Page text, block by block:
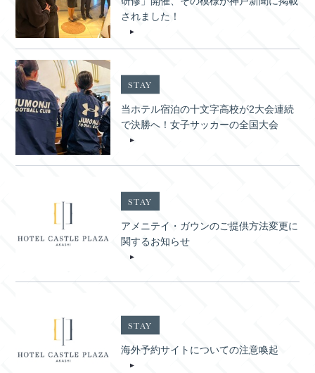
されました！
STAY
当ホテル宿泊の十文字高校が2大会連続
で決勝へ！女子サッカーの全国大会
STAY
アメニテイ・ガウンのご提供方法変更に
関するお知らせ
STAY
海外予約サイトについての注意喚起